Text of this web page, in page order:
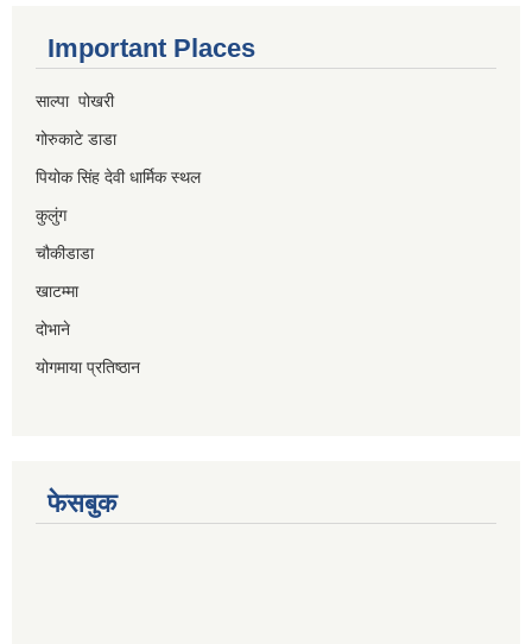
Important Places
साल्पा पोखरी
गोरुकाटे डाडा
पियोक सिंह देवी धार्मिक स्थल
कुलुंग
चौकीडाडा
खाटम्मा
दोभाने
योगमाया प्रतिष्ठान
फेसबुक